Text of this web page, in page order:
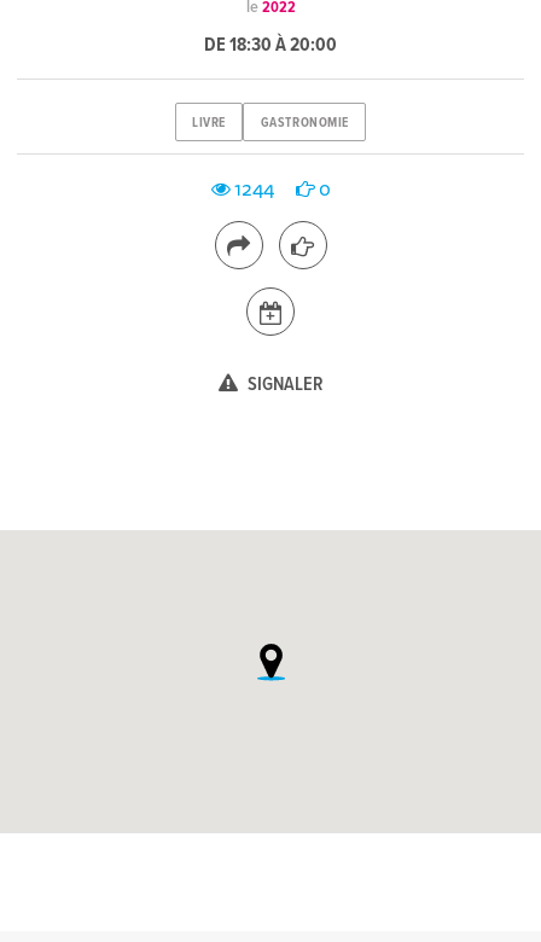
le 2022
DE 18:30 À 20:00
LIVRE GASTRONOMIE
1244 0
SIGNALER